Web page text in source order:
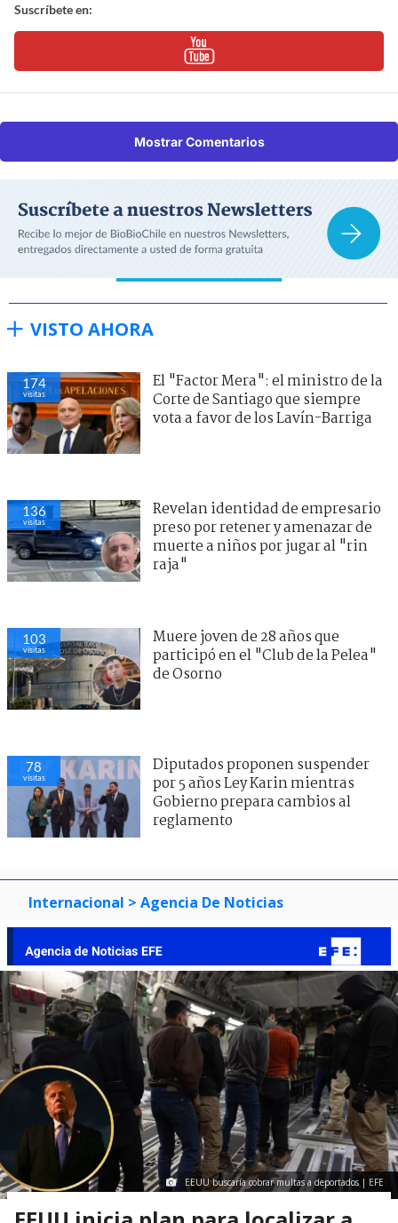
Suscríbete en:
Mostrar Comentarios
VISTO AHORA
174
visitas
El "Factor Mera": el ministro de la
Corte de Santiago que siempre
vota a favor de los Lavín-Barriga
136
visitas
Revelan identidad de empresario
preso por retener y amenazar de
muerte a niños por jugar al "rin
raja"
103
visitas
Muere joven de 28 años que
participó en el "Club de la Pelea"
de Osorno
78
visitas
Diputados proponen suspender
por 5 años Ley Karin mientras
Gobierno prepara cambios al
reglamento
Internacional > Agencia De Noticias
EEUU buscaría cobrar multas a deportados | EFE